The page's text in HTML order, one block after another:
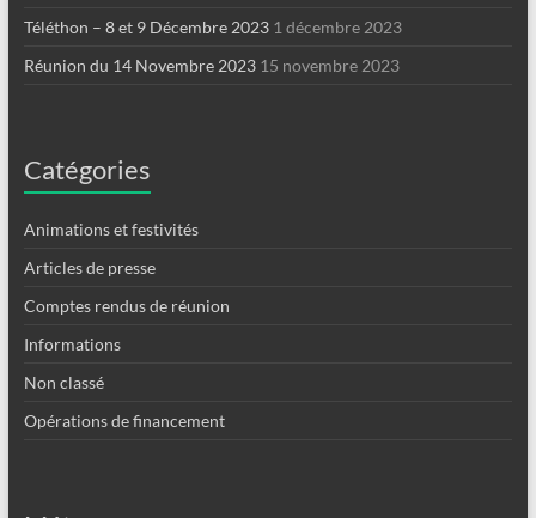
Téléthon – 8 et 9 Décembre 2023 1 décembre 2023
Réunion du 14 Novembre 2023 15 novembre 2023
Catégories
Animations et festivités
Articles de presse
Comptes rendus de réunion
Informations
Non classé
Opérations de financement